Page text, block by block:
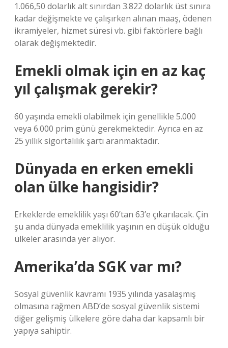
1.066,50 dolarlık alt sınırdan 3.822 dolarlık üst sınıra
kadar değişmekte ve çalışırken alınan maaş, ödenen
ikramiyeler, hizmet süresi vb. gibi faktörlere bağlı
olarak değişmektedir.
Emekli olmak için en az kaç
yıl çalışmak gerekir?
60 yaşında emekli olabilmek için genellikle 5.000
veya 6.000 prim günü gerekmektedir. Ayrıca en az
25 yıllık sigortalılık şartı aranmaktadır.
Dünyada en erken emekli
olan ülke hangisidir?
Erkeklerde emeklilik yaşı 60’tan 63’e çıkarılacak. Çin
şu anda dünyada emeklilik yaşının en düşük olduğu
ülkeler arasında yer alıyor.
Amerika’da SGK var mı?
Sosyal güvenlik kavramı 1935 yılında yasalaşmış
olmasına rağmen ABD’de sosyal güvenlik sistemi
diğer gelişmiş ülkelere göre daha dar kapsamlı bir
yapıya sahiptir.